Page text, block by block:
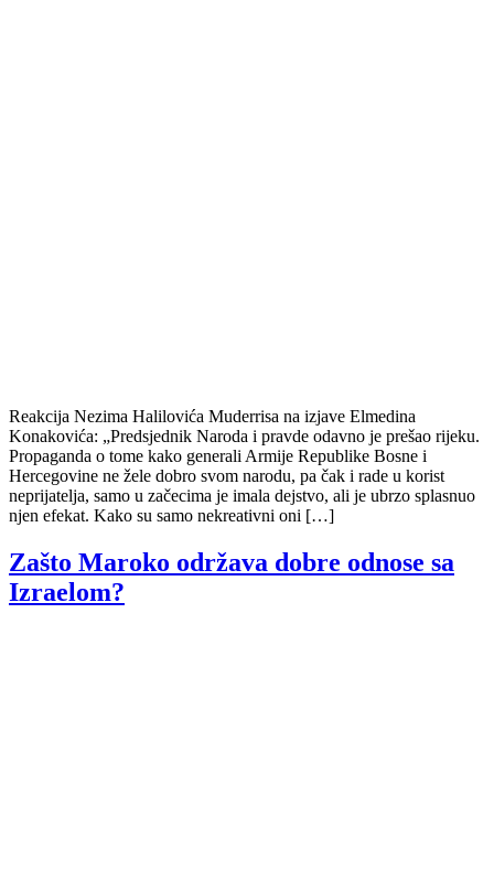
Reakcija Nezima Halilovića Muderrisa na izjave Elmedina
Konakovića: „Predsjednik Naroda i pravde odavno je prešao rijeku.
Propaganda o tome kako generali Armije Republike Bosne i
Hercegovine ne žele dobro svom narodu, pa čak i rade u korist
neprijatelja, samo u začecima je imala dejstvo, ali je ubrzo splasnuo
njen efekat. Kako su samo nekreativni oni […]
Zašto Maroko održava dobre odnose sa
Izraelom?